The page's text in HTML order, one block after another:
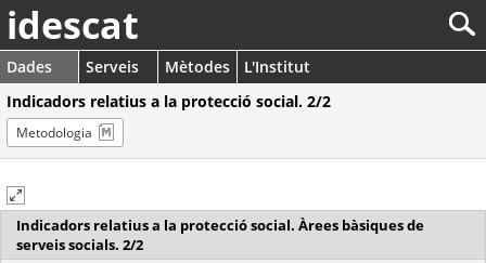
idescat
Dades Serveis Mètodes
L'Institut
Indicadors relatius a la protecció social. 2/2
Metodologia
Indicadors relatius a la protecció social. Àrees bàsiques de
serveis socials. 2/2